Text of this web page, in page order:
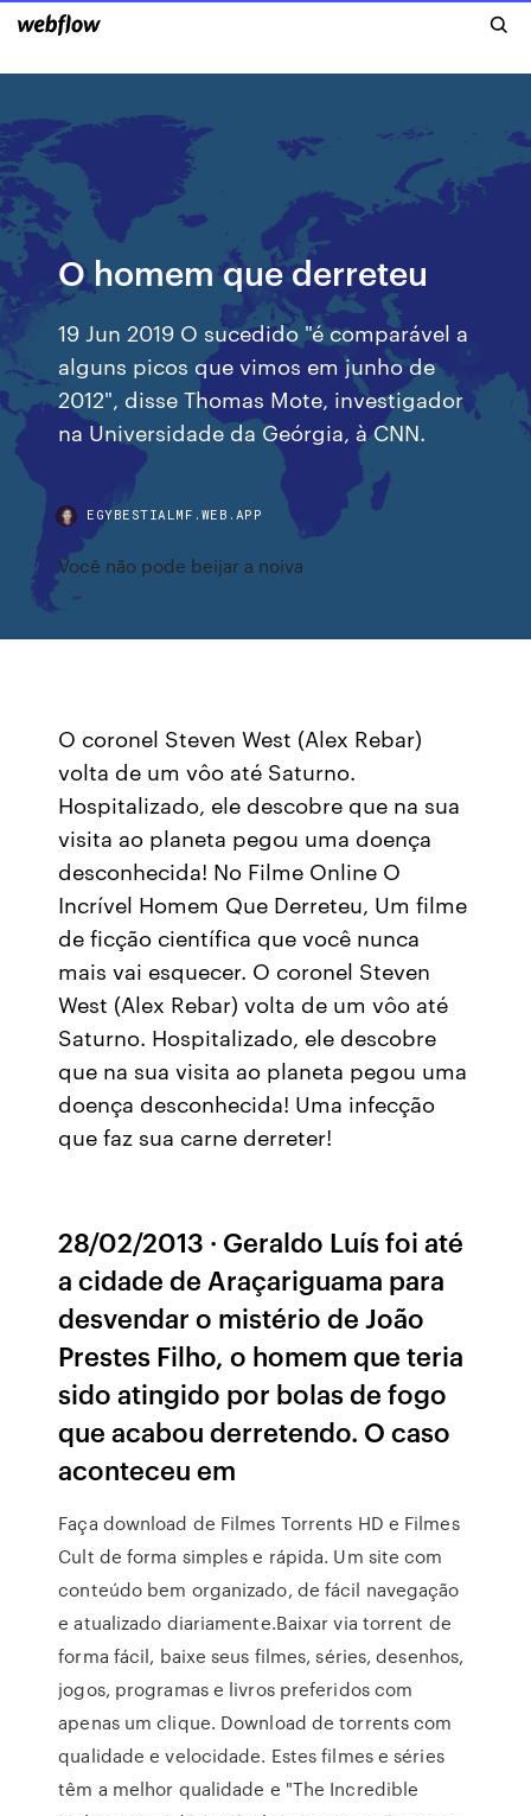
O homem que derreteu
19 Jun 2019 O sucedido "é comparável a
alguns picos que vimos em junho de
2012", disse Thomas Mote, investigador
na Universidade da Geórgia, à CNN.
EGYBESTIALMF.WEB.APP
Você não pode beijar a noiva
O coronel Steven West (Alex Rebar)
volta de um vôo até Saturno.
Hospitalizado, ele descobre que na sua
visita ao planeta pegou uma doença
desconhecida! No Filme Online O
Incrível Homem Que Derreteu, Um filme
de ficção científica que você nunca
mais vai esquecer. O coronel Steven
West (Alex Rebar) volta de um vôo até
Saturno. Hospitalizado, ele descobre
que na sua visita ao planeta pegou uma
doença desconhecida! Uma infecção
que faz sua carne derreter!
28/02/2013 · Geraldo Luís foi até
a cidade de Araçariguama para
desvendar o mistério de João
Prestes Filho, o homem que teria
sido atingido por bolas de fogo
que acabou derretendo. O caso
aconteceu em
Faça download de Filmes Torrents HD e Filmes
Cult de forma simples e rápida. Um site com
conteúdo bem organizado, de fácil navegação
e atualizado diariamente.Baixar via torrent de
forma fácil, baixe seus filmes, séries, desenhos,
jogos, programas e livros preferidos com
apenas um clique. Download de torrents com
qualidade e velocidade. Estes filmes e séries
têm a melhor qualidade e "The Incredible